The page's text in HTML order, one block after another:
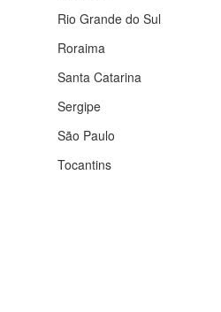
Rio Grande do Sul
Roraima
Santa Catarina
Sergipe
São Paulo
Tocantins